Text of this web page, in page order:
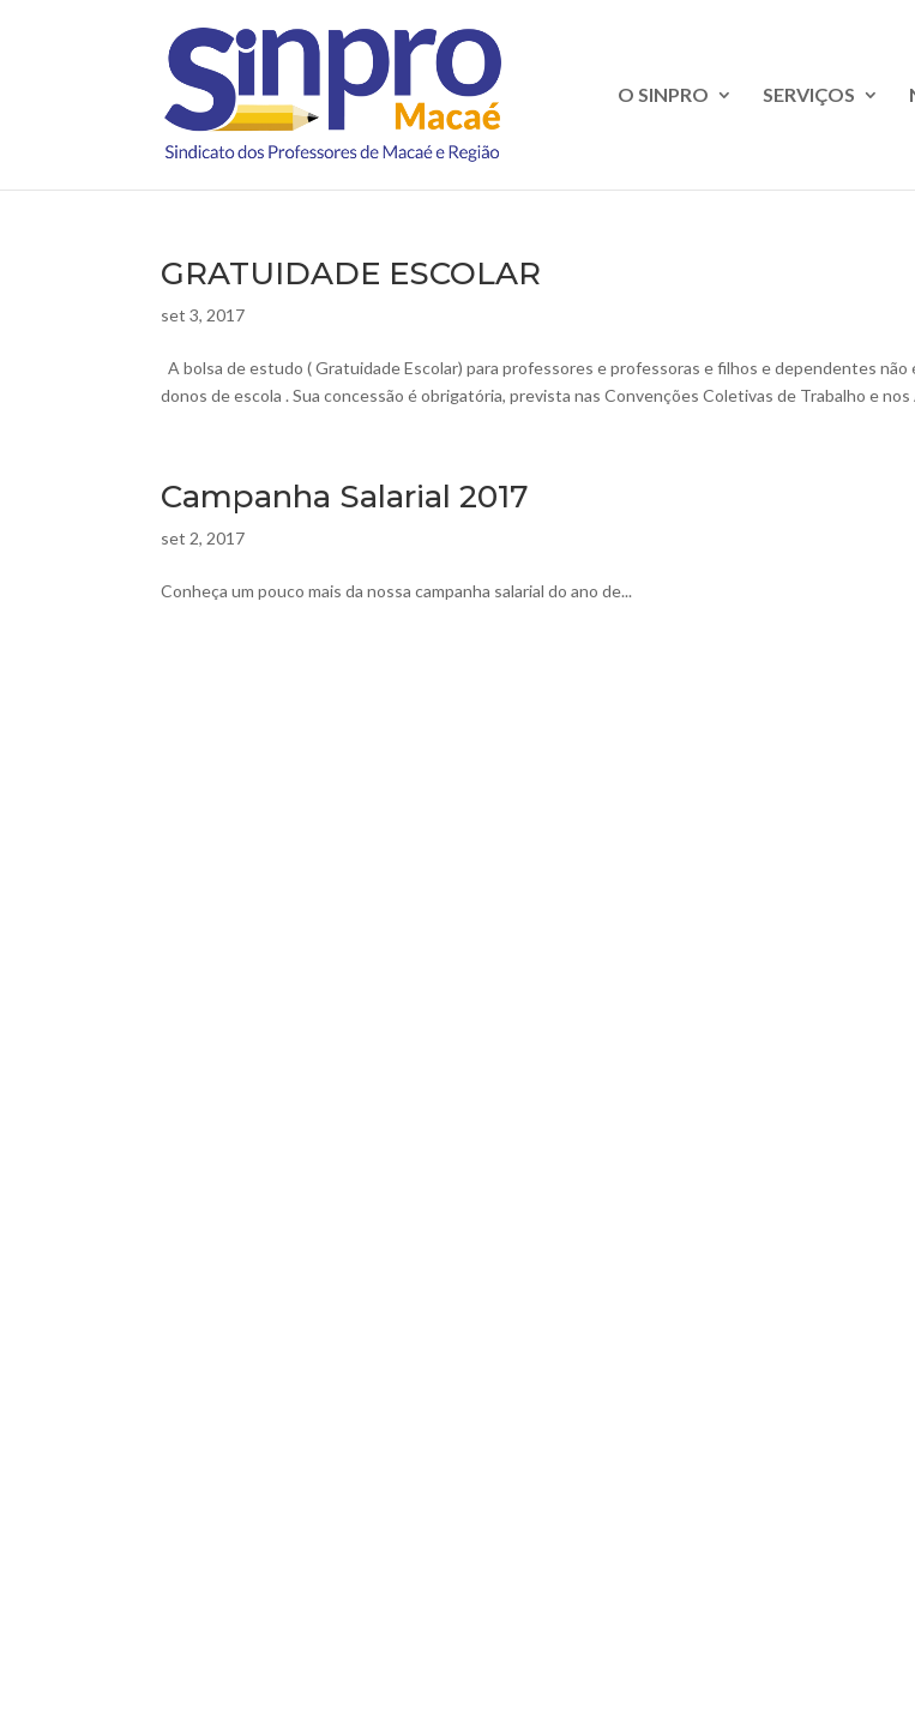
O SINPRO SERVIÇOS
GRATUIDADE ESCOLAR
set 3, 2017
A bolsa de estudo ( Gratuidade Escolar) para professores e professoras e filhos e dependentes não
donos de escola . Sua concessão é obrigatória, prevista nas Convenções Coletivas de Trabalho e
Campanha Salarial 2017
set 2, 2017
Conheça um pouco mais da nossa campanha salarial do ano de...